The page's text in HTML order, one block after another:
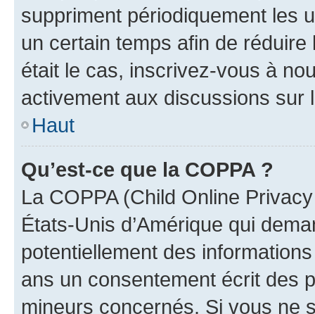
suppriment périodiquement les
un certain temps afin de
était le cas, inscrivez-vous à
activement aux discussions sur
Haut
Qu’est-ce que la COPPA ?
La COPPA (Child Online
États-Unis d’Amérique qui
potentiellement des
ans un consentement écrit des
mineurs concernés. Si vous ne